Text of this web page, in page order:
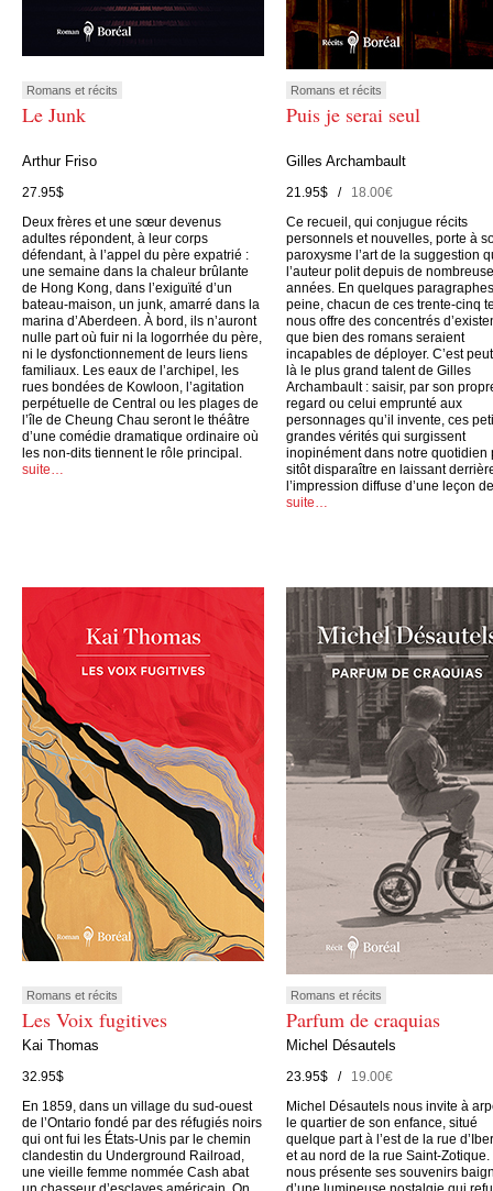
Romans et récits
Le Junk
Arthur Friso
27.95$
Deux frères et une sœur devenus
adultes répondent, à leur corps
défendant, à l’appel du père expatrié :
une semaine dans la chaleur brûlante
de Hong Kong, dans l’exiguïté d’un
bateau-maison, un junk, amarré dans la
marina d’Aberdeen. À bord, ils n’auront
nulle part où fuir ni la logorrhée du père,
ni le dysfonctionnement de leurs liens
familiaux. Les eaux de l’archipel, les
rues bondées de Kowloon, l’agitation
perpétuelle de Central ou les plages de
l’île de Cheung Chau seront le théâtre
d’une comédie dramatique ordinaire où
les non-dits tiennent le rôle principal.
suite…
Romans et récits
Puis je serai seul
Gilles Archambault
21.95$ /18.00€
Ce recueil, qui conjugue récits
personnels et nouvelles, porte à
paroxysme l’art de la suggestion
l’auteur polit depuis de
années. En quelques
peine, chacun de ces trente-cinq
nous offre des concentrés
que bien des romans seraient
incapables de déployer. C’est
là le plus grand talent de Gilles
Archambault : saisir, par son
regard ou celui emprunté aux
personnages qu’il invente, ces
grandes vérités qui surgissent
inopinément dans notre quotidien
sitôt disparaître en laissant
l’impression diffuse d’une leçon
suite…
Romans et récits
Les Voix fugitives
Kai Thomas
32.95$
En 1859, dans un village du sud-ouest
de l’Ontario fondé par des réfugiés noirs
qui ont fui les États-Unis par le chemin
clandestin du Underground Railroad,
une vieille femme nommée Cash abat
Romans et récits
Parfum de craquias
Michel Désautels
23.95$ /19.00€
Michel Désautels nous invite à
le quartier de son enfance, situé
quelque part à l’est de la rue
et au nord de la rue Saint-Zotique.
nous présente ses souvenirs